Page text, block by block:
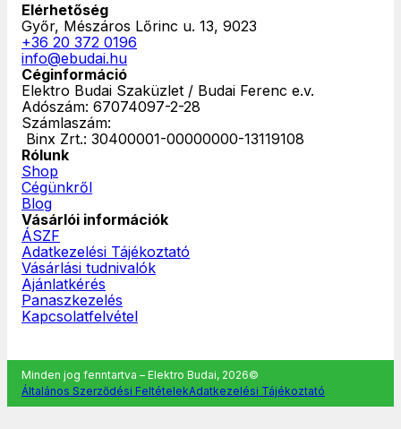
Elérhetőség
Győr, Mészáros Lőrinc u. 13, 9023
+36 20 372 0196
info@ebudai.hu
Céginformáció
Elektro Budai Szaküzlet / Budai Ferenc e.v.
Adószám: 67074097-2-28
Számlaszám:
‎ Binx Zrt.: 30400001-00000000-13119108
Rólunk
Shop
Cégünkről
Blog
Vásárlói információk
ÁSZF
Adatkezelési Tájékoztató
Vásárlási tudnivalók
Ajánlatkérés
Panaszkezelés
Kapcsolatfelvétel
Minden jog fenntartva – Elektro Budai, 2026©
Általános Szerződési FeltételekAdatkezelési Tájékoztató